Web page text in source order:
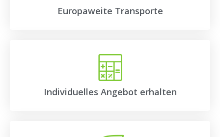
Europaweite Transporte
Individuelles Angebot erhalten